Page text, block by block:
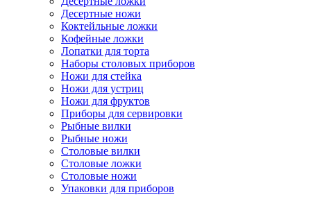
Десертные ножи
Коктейльные ложки
Кофейные ложки
Лопатки для торта
Наборы столовых приборов
Ножи для стейка
Ножи для устриц
Ножи для фруктов
Приборы для сервировки
Рыбные вилки
Рыбные ножи
Столовые вилки
Столовые ложки
Столовые ножи
Упаковки для приборов